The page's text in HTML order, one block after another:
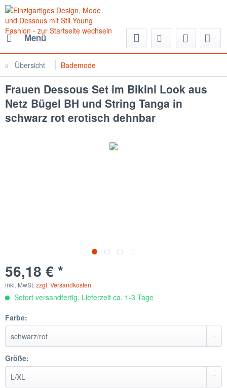
Menü
Übersicht Bademode
Frauen Dessous Set im Bikini Look aus
Netz Bügel BH und String Tanga in
schwarz rot erotisch dehnbar
56,18 € *
inkl. MwSt. zzgl. Versandkosten
Sofort versandfertig, Lieferzeit ca. 1-3 Tage
Farbe:
Größe: